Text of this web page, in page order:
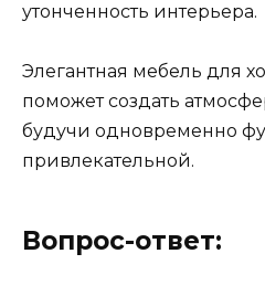
утонченность интерьера.
Элегантная мебель для
поможет создать
будучи одновременно
привлекательной.
Вопрос-ответ: